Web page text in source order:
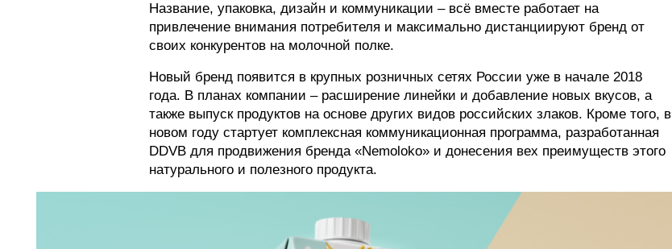
Название, упаковка, дизайн и коммуникации – всё вместе работает на
привлечение внимания потребителя и максимально дистанциируют бренд от
своих конкурентов на молочной полке.
Новый бренд появится в крупных розничных сетях России уже в начале 2018
года. В планах компании – расширение линейки и добавление новых вкусов, а
также выпуск продуктов на основе других видов российских злаков. Кроме того, в
новом году стартует комплексная коммуникационная программа, разработанная
DDVB для продвижения бренда «Nemoloko» и донесения вех преимуществ этого
натурального и полезного продукта.